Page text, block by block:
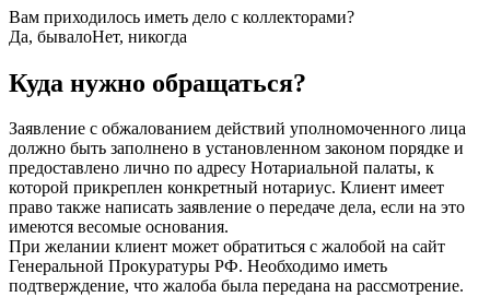
Вам приходилось иметь дело с коллекторами?
Да, бывалоНет, никогда
Куда нужно обращаться?
Заявление с обжалованием действий уполномоченного лица
должно быть заполнено в установленном законом порядке и
предоставлено лично по адресу Нотариальной палаты, к
которой прикреплен конкретный нотариус. Клиент имеет
право также написать заявление о передаче дела, если на это
имеются весомые основания.
При желании клиент может обратиться с жалобой на сайт
Генеральной Прокуратуры РФ. Необходимо иметь
подтверждение, что жалоба была передана на рассмотрение.